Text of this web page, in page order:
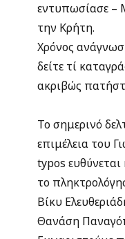
εντυπωσίασε –
την Κρήτη.
Χρόνος
δείτε τί
ακριβώς
Το σημερινό
επιμέλεια του
typos
το
Βίκυ
Θανάση